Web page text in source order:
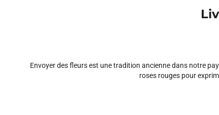
Envoyer des fleurs est une tradition ancienne dans notre
roses rouges pour